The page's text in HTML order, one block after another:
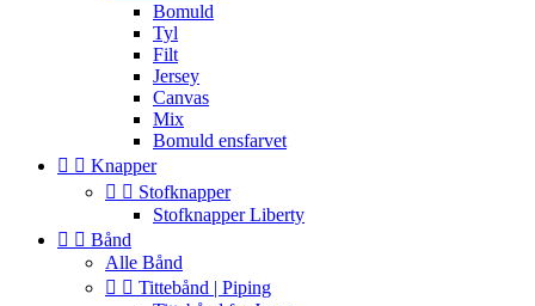
Bomuld
Tyl
Filt
Jersey
Canvas
Mix
Bomuld ensfarvet
  Knapper
  Stofknapper
Stofknapper Liberty
  Bånd
Alle Bånd
  Tittebånd | Piping